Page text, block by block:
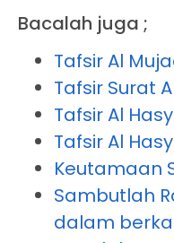
Bacalah juga ;
Tafsir Al
Tafsir Surat
Tafsir Al
Tafsir Al
Keutamaan
Sambutlah
dalam